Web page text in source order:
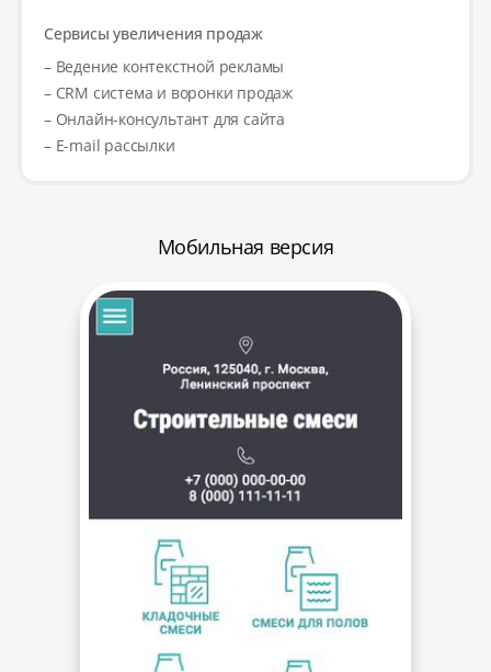
Сервисы увеличения продаж
– Ведение контекстной рекламы
– CRM система и воронки продаж
– Онлайн-консультант для сайта
– E-mail рассылки
Мобильная версия